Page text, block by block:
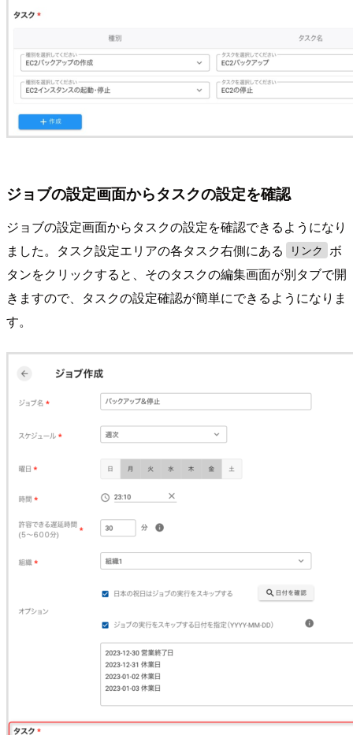
ジョブの設定画面からタスクの設定を確認
ジョブの設定画面からタスクの設定を確認できるようになり
ました。タスク設定エリアの各タスク右側にある
リンク
ボ
タンをクリックすると、そのタスクの編集画面が別タブで開
きますので、タスクの設定確認が簡単にできるようになりま
す。